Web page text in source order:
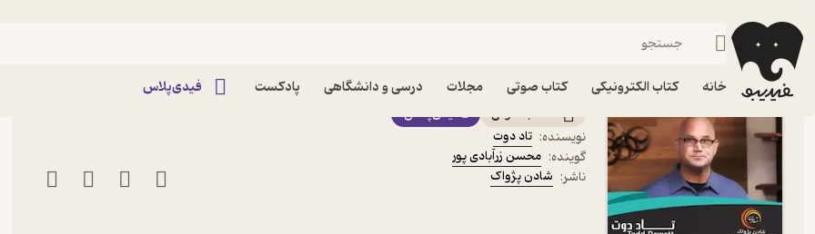
خانه کتاب الکترونیکی کتاب صوتی مجلات درسی و دانشگاهی پادکست فیدی‌پلاس
فیدیبو کتاب صوتی
کتاب صوتی یادگیری از شکست ها اثر تاد دوت
کتاب صوتی
فیدی‌پلاس
نویسنده: تاد دوت
گوینده: محسن زرآبادی پور
ناشر: شادن پژواک